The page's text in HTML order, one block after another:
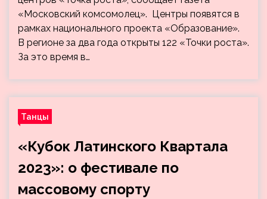
«Московский комсомолец». Центры появятся в
рамках национального проекта «Образование».
В регионе за два года открыты 122 «Точки роста».
За это время в…
Танцы
«Кубок Латинского Квартала
2023»: о фестивале по
массовому спорту